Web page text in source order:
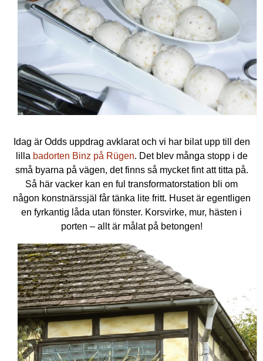
Idag är Odds uppdrag avklarat och vi har bilat upp till den
lilla badorten Binz på Rügen. Det blev många stopp i de
små byarna på vägen, det finns så mycket fint att titta på.
Så här vacker kan en ful transformatorstation bli om
någon konstnärssjäl får tänka lite fritt. Huset är egentligen
en fyrkantig låda utan fönster. Korsvirke, mur, hästen i
porten – allt är målat på betongen!